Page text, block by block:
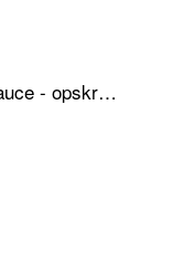
Andesteg med æbler, svesker og sauce - opskrift også til jul